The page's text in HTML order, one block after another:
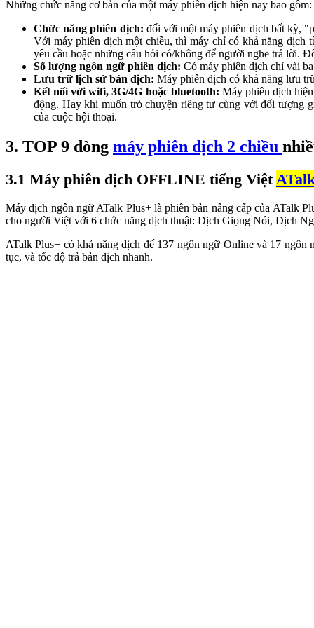
Những chức năng cơ bản của một máy phiên dịch hiện nay bao gồm:
Chức năng phiên dịch: đối với một máy phiên dịch bất kỳ,
Với máy phiên dịch một chiều, thì máy chỉ có khả năng dịch
yêu cầu hoặc những câu hỏi có/không để người nghe trả lời.
Số lượng ngôn ngữ phiên dịch: Có máy phiên dịch chỉ vài
Lưu trữ lịch sử bản dịch: Máy phiên dịch có khả năng lưu
Kết nối với wifi, 3G/4G hoặc bluetooth: Máy phiên dịch
động. Hay khi muốn trò chuyện riêng tư cùng với đối tượng
của cuộc hội thoại.
3. TOP 9 dòng máy phiên dịch 2 chiều
3.1 Máy phiên dịch OFFLINE tiếng Việt
Máy dịch ngôn ngữ ATalk Plus+ là phiên bản nâng cấp của ATalk
cho người Việt với 6 chức năng dịch thuật: Dịch Giọng Nói, Dịch
ATalk Plus+ có khả năng dịch đế 137 ngôn ngữ Online và 17
tục, và tốc độ trả bản dịch nhanh.